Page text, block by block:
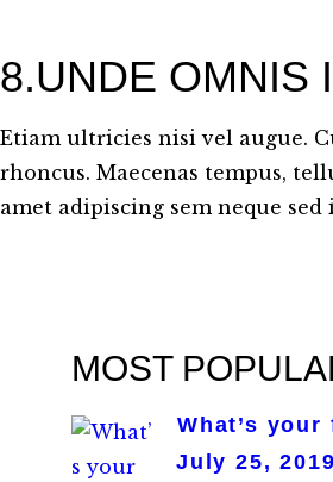
8.UNDE OMNIS
Etiam ultricies nisi vel augue.
rhoncus. Maecenas tempus,
amet adipiscing sem neque
MOST
What’s
July 25, 2019